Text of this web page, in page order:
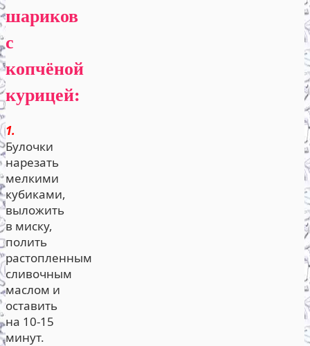
шариков
с
копчёной
курицей:
1.
Булочки
нарезать
мелкими
кубиками,
выложить
в миску,
полить
растопленным
сливочным
маслом и
оставить
на 10-15
минут.